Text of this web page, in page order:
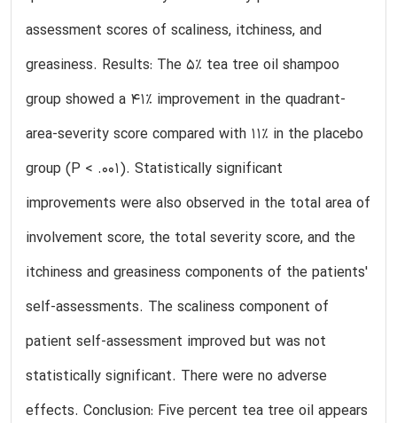
assessment scores of scaliness, itchiness, and
greasiness. Results: The 5% tea tree oil shampoo
group showed a 41% improvement in the quadrant-
area-severity score compared with 11% in the placebo
group (P < .001). Statistically significant
improvements were also observed in the total area of
involvement score, the total severity score, and the
itchiness and greasiness components of the patients'
self-assessments. The scaliness component of
patient self-assessment improved but was not
statistically significant. There were no adverse
effects. Conclusion: Five percent tea tree oil appears